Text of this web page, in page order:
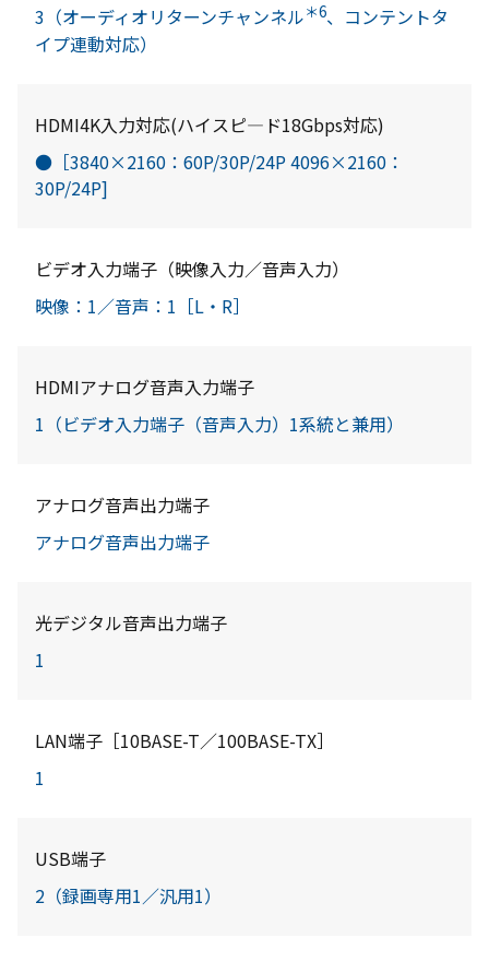
3（オーディオリターンチャンネル＊6、コンテントタ
イプ連動対応）
HDMI4K入力対応(ハイスピ―ド18Gbps対応)
●［3840×2160：60P/30P/24P 4096×2160：
30P/24P]
ビデオ入力端子（映像入力／音声入力）
映像：1／音声：1［L・R］
HDMIアナログ音声入力端子
1（ビデオ入力端子（音声入力）1系統と兼用）
アナログ音声出力端子
アナログ音声出力端子
光デジタル音声出力端子
1
LAN端子［10BASE-T／100BASE-TX］
1
USB端子
2（録画専用1／汎用1）